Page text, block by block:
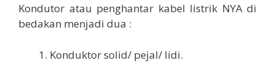
Kondutor atau penghantar kabel listrik NYA di
bedakan menjadi dua :
Konduktor solid/ pejal/ lidi.